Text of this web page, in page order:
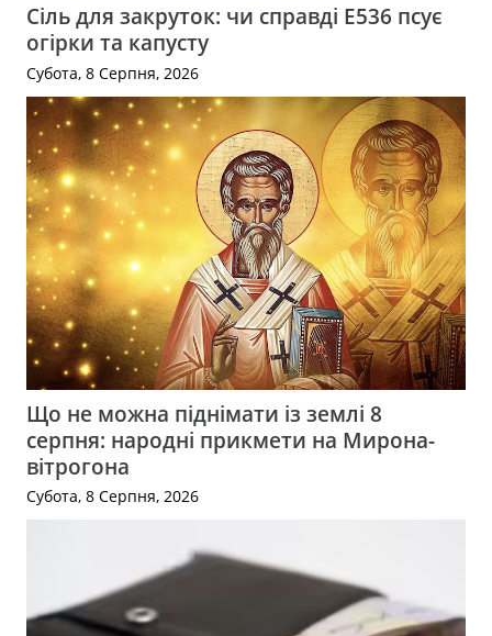
Сіль для закруток: чи справді Е536 псує
огірки та капусту
Субота, 8 Серпня, 2026
Що не можна піднімати із землі 8
серпня: народні прикмети на Мирона-
вітрогона
Субота, 8 Серпня, 2026